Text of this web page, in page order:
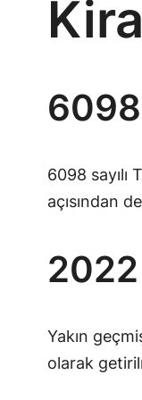
6098
6098 sayılı
açısından
2022
Yakın
olarak